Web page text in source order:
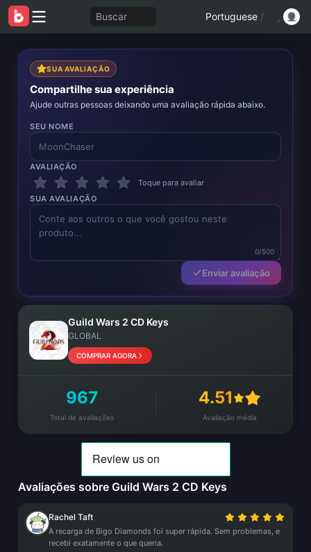
Buscar Portuguese /
SUA AVALIAÇÃO
Compartilhe sua experiência
Ajude outras pessoas deixando uma avaliação rápida abaixo.
SEU NOME
AVALIAÇÃO
Toque para avaliar
SUA AVALIAÇÃO
0/500
Enviar avaliação
Guild Wars 2 CD Keys
GLOBAL
COMPRAR AGORA
967
Total de avaliações
4.51
Avaliação média
Avaliações sobre Guild Wars 2 CD Keys
Rachel Taft
A recarga de Bigo Diamonds foi super rápida. Sem problemas, e
recebi exatamente o que queria.